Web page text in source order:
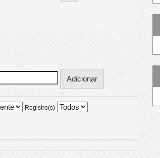
Registro(s)